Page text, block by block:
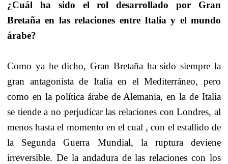
¿Cuál ha sido el rol desarrollado por Gran
Bretaña en las relaciones entre Italia y el mundo
árabe?
Como ya he dicho, Gran Bretaña ha sido siempre la
gran antagonista de Italia en el Mediterráneo, pero
como en la política árabe de Alemania, en la de Italia
se tiende a no perjudicar las relaciones con Londres, al
menos hasta el momento en el cual , con el estallido de
la Segunda Guerra Mundial, la ruptura deviene
irreversible. De la andadura de las relaciones con los